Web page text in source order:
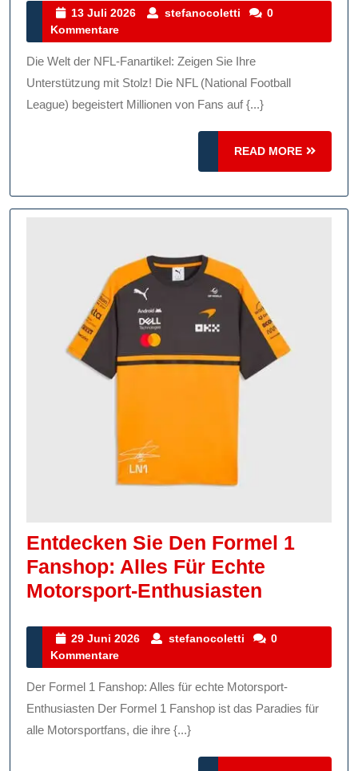
Die
Vielfalt
An
NFL-
Fanartikeln
13 Juli 2026
13
2026
stefanocoletti stefanocoletti
0
Kommentare
Die Welt der NFL-Fanartikel: Zeigen Sie Ihre
Unterstützung mit Stolz! Die NFL (National Football
League) begeistert Millionen von Fans auf {...}
READ MORE
READ
MORE
Entdecken Sie Den Formel 1
Fanshop: Alles Für Echte
Motorsport-Enthusiasten
Den
1
Fanshop:
Für
29 Juni 2026
29
2026
stefanocoletti stefanocoletti
0
Kommentare
Der Formel 1 Fanshop: Alles für echte Motorsport-
Enthusiasten Der Formel 1 Fanshop ist das Paradies für
alle Motorsportfans, die ihre {...}